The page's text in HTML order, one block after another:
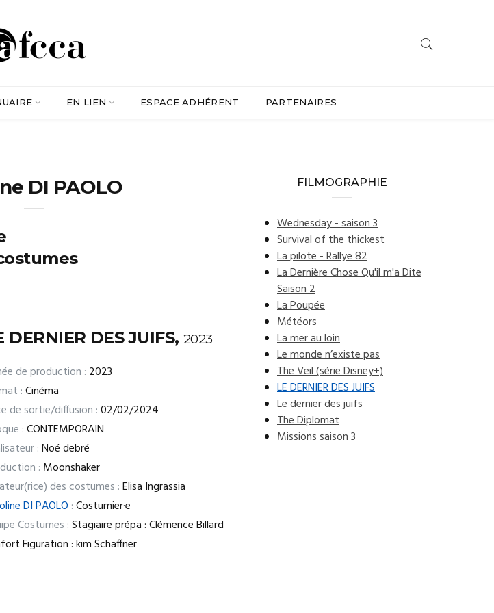
EN LIEN ESPACE ADHÉRENT PARTENAIRES
DI PAOLO
DERNIER DES JUIFS, 2023
de production : 2023
:Cinéma
de sortie/diffusion :02/02/2024
:CONTEMPORAIN
:Noé debré
: Moonshaker
des costumes :Elisa Ingrassia
DI PAOLO:Costumier·e
Costumes :Stagiaire prépa : Clémence Billard
Figuration : kim Schaffner
FILMOGRAPHIE
Wednesday - saison 3
Survival of the thickest
La pilote - Rallye 82
La Dernière Chose Qu'il m'a Dite
Saison 2
La Poupée
Météors
La mer au loin
Le monde n’existe pas
The Veil (série Disney+)
LE DERNIER DES JUIFS
Le dernier des juifs
The Diplomat
Missions saison 3